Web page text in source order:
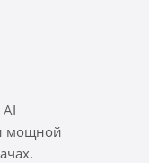
мощной